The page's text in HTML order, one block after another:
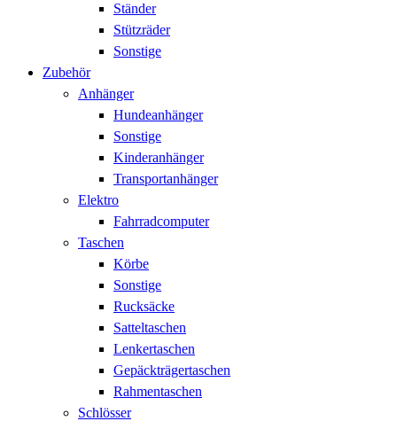
Ständer
Stützräder
Sonstige
Zubehör
Anhänger
Hundeanhänger
Sonstige
Kinderanhänger
Transportanhänger
Elektro
Fahrradcomputer
Taschen
Körbe
Sonstige
Rucksäcke
Satteltaschen
Lenkertaschen
Gepäckträgertaschen
Rahmentaschen
Schlösser